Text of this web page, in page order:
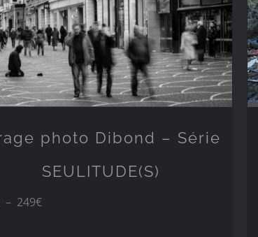
photo Dibond – Série
SEULITUDE(S)
– 249€Plage